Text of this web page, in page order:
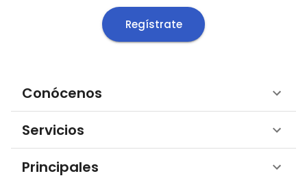
Regístrate
Conócenos
Servicios
Principales